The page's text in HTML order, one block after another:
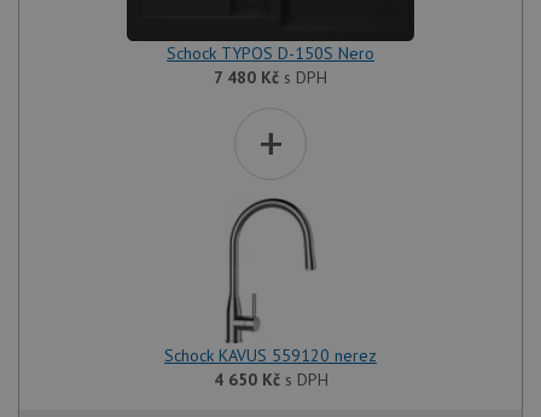
Schock TYPOS D-150S Nero
7 480 Kč s DPH
+
Schock KAVUS 559120 nerez
4 650 Kčs DPH